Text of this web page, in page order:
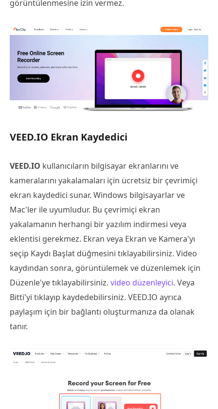
görüntülenmesine izin vermez.
VEED.IO Ekran Kaydedici
VEED.IO kullanıcıların bilgisayar ekranlarını ve
kameralarını yakalamaları için ücretsiz bir çevrimiçi
ekran kaydedici sunar. Windows bilgisayarlar ve
Mac'ler ile uyumludur. Bu çevrimiçi ekran
yakalamanın herhangi bir yazılım indirmesi veya
eklentisi gerekmez. Ekran veya Ekran ve Kamera'yı
seçip Kaydı Başlat düğmesini tıklayabilirsiniz. Video
kaydından sonra, görüntülemek ve düzenlemek için
Düzenle'ye tıklayabilirsiniz. video düzenleyici. Veya
Bitti'yi tıklayıp kaydedebilirsiniz. VEED.IO ayrıca
paylaşım için bir bağlantı oluşturmanıza da olanak
tanır.